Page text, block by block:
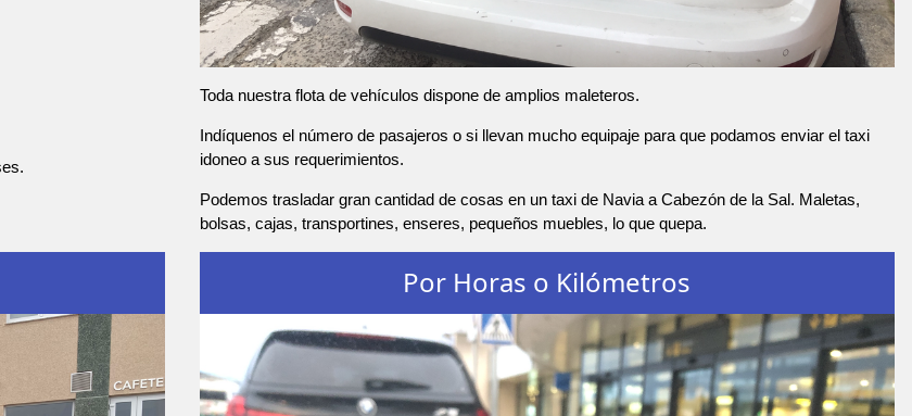
Toda nuestra flota de vehículos dispone de amplios maleteros.
Indíquenos el número de pasajeros o si llevan mucho equipaje para que podamos enviar el taxi
idoneo a sus requerimientos.
Podemos trasladar gran cantidad de cosas en un taxi de Navia a Cabezón de la Sal. Maletas,
bolsas, cajas, transportines, enseres, pequeños muebles, lo que quepa.
Por Horas o Kilómetros